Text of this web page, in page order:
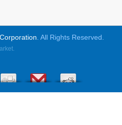
. All Rights Reserved.